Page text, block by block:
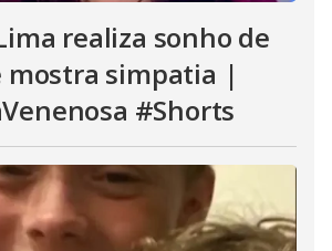
realiza sonho de
mostra simpatia |
#Shorts